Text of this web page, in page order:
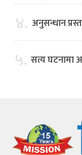
४. अनुसन्धान
५. सत्य घटनामा